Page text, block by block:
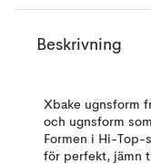
Beskrivning
Xbake ugnsform
och ugnsform
Formen i Hi-Top-
för perfekt, jämn